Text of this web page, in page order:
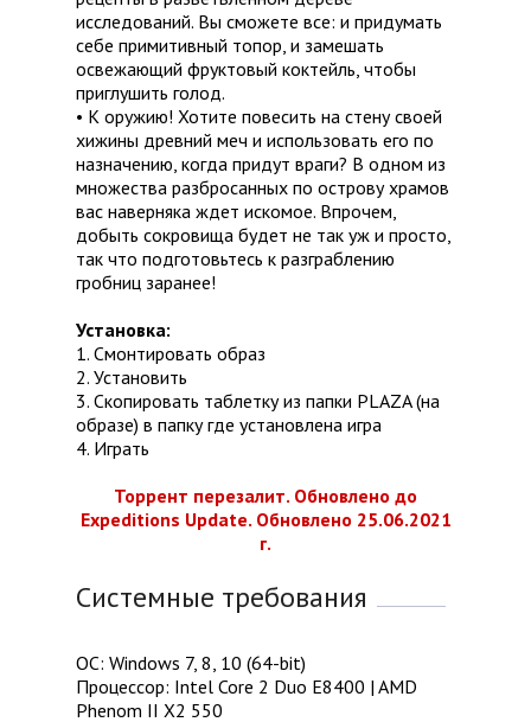
исследований. Вы сможете все: и придумать
себе примитивный топор, и замешать
освежающий фруктовый коктейль, чтобы
приглушить голод.
• К оружию! Хотите повесить на стену своей
хижины древний меч и использовать его по
назначению, когда придут враги? В одном из
множества разбросанных по острову храмов
вас наверняка ждет искомое. Впрочем,
добыть сокровища будет не так уж и просто,
так что подготовьтесь к разграблению
гробниц заранее!
Установка:
1. Смонтировать образ
2. Установить
3. Скопировать таблетку из папки PLAZA (на
образе) в папку где установлена игра
4. Играть
Торрент перезалит. Обновлено до
Expeditions Update. Обновлено 25.06.2021
г.
Системные требования
ОС: Windows 7, 8, 10 (64-bit)
Процессор: Intel Core 2 Duo E8400 | AMD
Phenom II X2 550